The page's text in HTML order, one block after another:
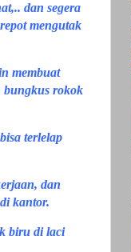
dan segera
mengutak
membuat
bungkus rokok
terlelap
dan
kantor.
biru di laci